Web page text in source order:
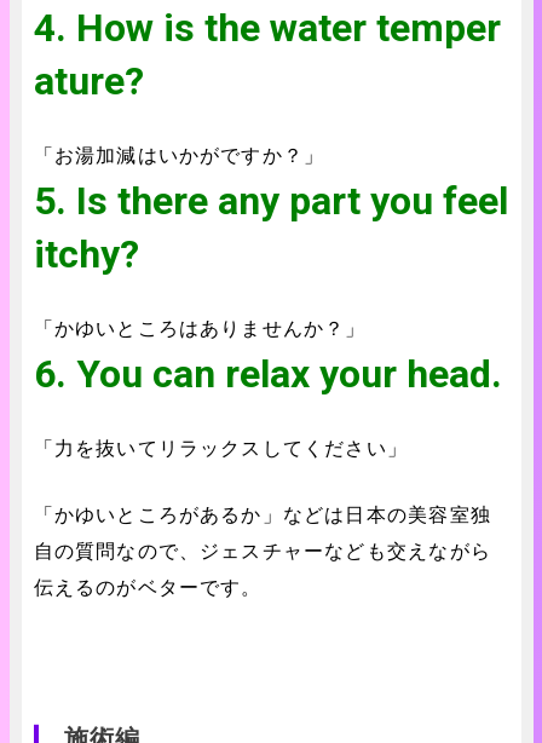
4. How is the water temper
ature?
「お湯加減はいかがですか？」
5. Is there any part you feel
itchy?
「かゆいところはありませんか？」
6. You can relax your head.
「力を抜いてリラックスしてください」
「かゆいところがあるか」などは日本の美容室独
自の質問なので、ジェスチャーなども交えながら
伝えるのがベターです。